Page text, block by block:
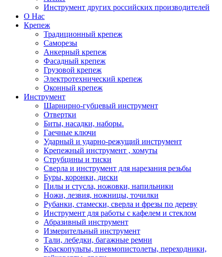
Инструмент других российских производителей
О Нас
Крепеж
Традиционный крепеж
Саморезы
Анкерный крепеж
Фасадный крепеж
Грузовой крепеж
Электротехнический крепеж
Оконный крепеж
Инструмент
Шарнирно-губцевый инструмент
Отвертки
Биты, насадки, наборы.
Гаечные ключи
Ударный и ударно-режущий инструмент
Крепежный инструмент , хомуты
Струбцины и тиски
Сверла и инструмент для нарезания резьбы
Буры, коронки, диски
Пилы и стусла, ножовки, напильники
Ножи, лезвия, ножницы, точилки
Рубанки, стамески, сверла и фрезы по дереву
Инструмент для работы с кафелем и стеклом
Абразивный инструмент
Измерительный инструмент
Тали, лебедки, багажные ремни
Краскопульты, пневмопистолеты, переходники,